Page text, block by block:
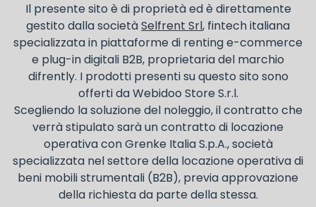
Il presente sito è di proprietà ed è direttamente
gestito dalla societàSelfrent Srl, fintech italiana
specializzata in piattaforme di renting e-commerce
e plug-in digitali B2B, proprietaria del marchio
difrently. I prodotti presenti su questo sito sono
offerti da Webidoo Store S.r.l.
Scegliendo la soluzione del noleggio, il contratto che
verrà stipulato sarà un contratto di locazione
operativa con Grenke Italia S.p.A., società
specializzata nel settore della locazione operativa di
beni mobili strumentali (B2B), previa approvazione
della richiesta da parte della stessa.